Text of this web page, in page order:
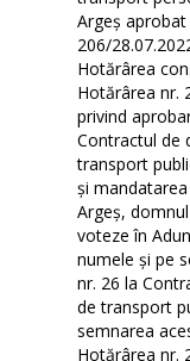
Argeş
206/
Hotărârea
Hotărârea nr.
privind
Contractul de
transport
și
Argeș,
voteze în
numele și pe
nr. 26 la
de transport
semnarea
Hotărârea nr.